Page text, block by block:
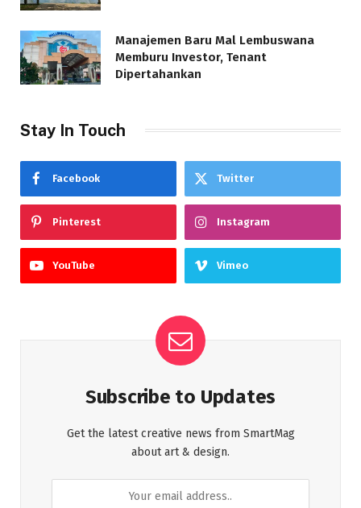
Manajemen Baru Mal Lembuswana
Memburu Investor, Tenant
Dipertahankan
Stay In Touch
Facebook Twitter
Pinterest Instagram
YouTube Vimeo
Subscribe to Updates
Get the latest creative news from SmartMag
about art & design.